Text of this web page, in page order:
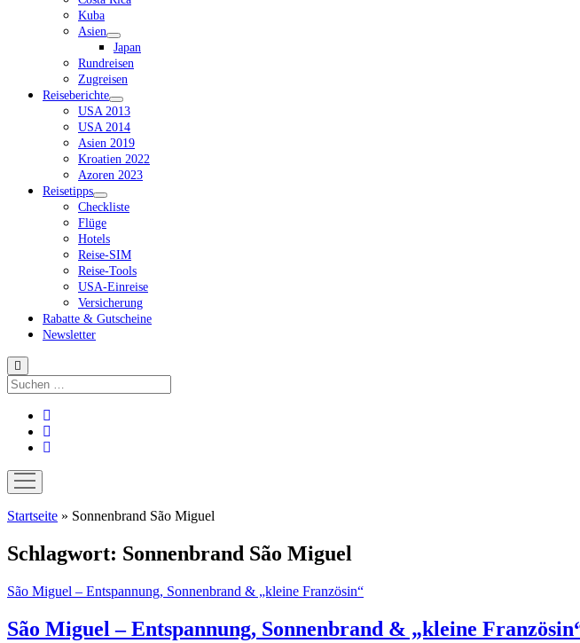
Kuba
Asien
Dropdown-
Menü
öffnen
Japan
Rundreisen
Zugreisen
Reiseberichte
Dropdown-
Menü
öffnen
USA 2013
USA 2014
Asien 2019
Kroatien 2022
Azoren 2023
Reisetipps
Dropdown-
Menü
öffnen
Checkliste
Flüge
Hotels
Reise-SIM
Reise-Tools
USA-Einreise
Versicherung
Rabatte & Gutscheine
Newsletter
Suchen
Menü
öffnen
Startseite » Sonnenbrand São Miguel
Schlagwort: Sonnenbrand São Miguel
São Miguel – Entspannung, Sonnenbrand & „kleine Französin“
São Miguel – Entspannung, Sonnenbrand & „kleine